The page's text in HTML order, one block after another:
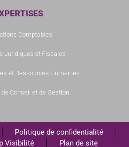
Comptables
Juridiques et Fiscales
et Ressources Humaines
Conseil et de Gestion
Politique de confidentialité
Visibilité
Plan de site